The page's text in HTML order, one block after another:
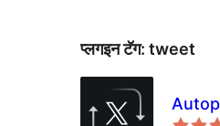
प्लगइन टॅग: tweet